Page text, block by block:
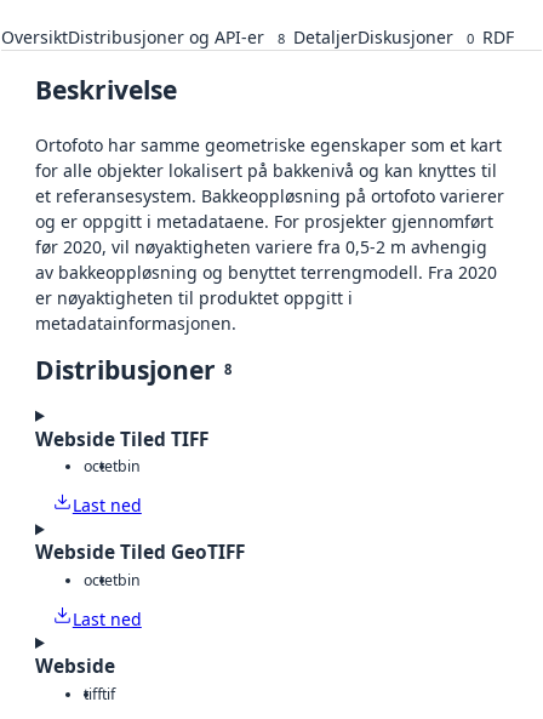
OversiktDistribusjoner og API-er 8 DetaljerDiskusjoner 0 RDF
Beskrivelse
Ortofoto har samme geometriske egenskaper som et kart
for alle objekter lokalisert på bakkenivå og kan knyttes til
et referansesystem. Bakkeoppløsning på ortofoto varierer
og er oppgitt i metadataene. For prosjekter gjennomført
før 2020, vil nøyaktigheten variere fra 0,5-2 m avhengig
av bakkeoppløsning og benyttet terrengmodell. Fra 2020
er nøyaktigheten til produktet oppgitt i
metadatainformasjonen.
Distribusjoner 8
Webside Tiled TIFF
octetbin
Last ned
Webside Tiled GeoTIFF
octetbin
Last ned
Webside
tifftif